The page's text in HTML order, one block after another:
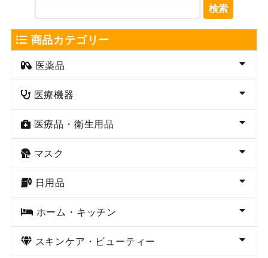
検索
商品カテゴリー
医薬品
医療機器
医療品・衛生用品
マスク
日用品
ホーム・キッチン
スキンケア・ビューティー